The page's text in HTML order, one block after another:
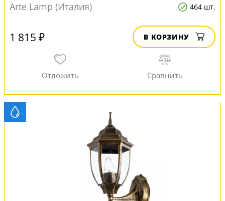
Arte Lamp (Италия)
464 шт.
1 815 ₽ В КОРЗИНУ